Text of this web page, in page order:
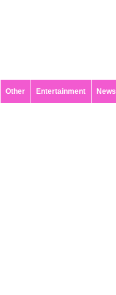
Other Entertainment News